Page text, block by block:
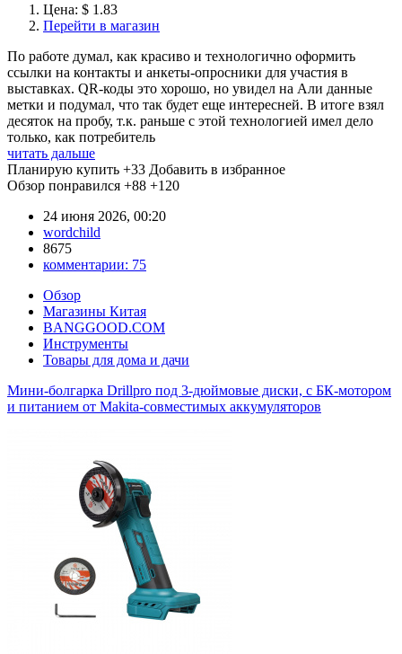
Цена: $ 1.83
Перейти в магазин
По работе думал, как красиво и технологично оформить
ссылки на контакты и анкеты-опросники для участия в
выставках. QR-коды это хорошо, но увидел на Али данные
метки и подумал, что так будет еще интересней. В итоге взял
десяток на пробу, т.к. раньше с этой технологией имел дело
только, как потребитель
читать дальше
Планирую купить +33 Добавить в избранное
Обзор понравился +88 +120
24 июня 2026, 00:20
wordchild
8675
комментарии: 75
Обзор
Магазины Китая
BANGGOOD.COM
Инструменты
Товары для дома и дачи
Мини-болгарка Drillpro под 3-дюймовые диски, с БК-мотором
и питанием от Makita-совместимых аккумуляторов